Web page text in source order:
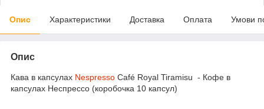
Опис Характеристики Доставка Оплата Умови
Опис
Кава в капсулах Nespresso Café Royal Tiramisu - Кофе в
капсулах Неспрессо (коробочка 10 капсул)